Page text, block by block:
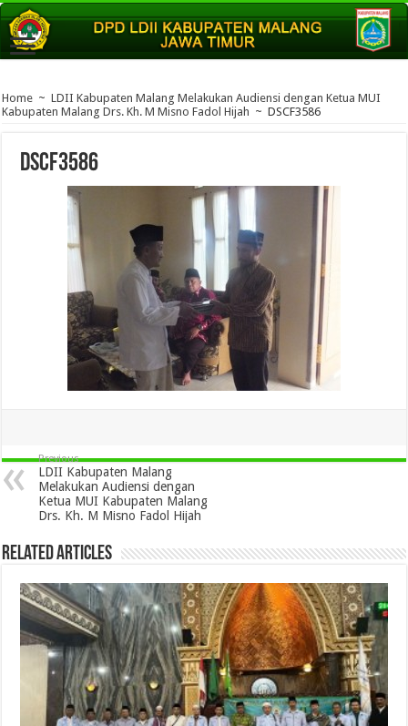
Home ~ LDII Kabupaten Malang Melakukan Audiensi dengan Ketua MUI
Kabupaten Malang Drs. Kh. M Misno Fadol Hijah ~ DSCF3586
DSCF3586
Previous
LDII Kabupaten Malang
Melakukan Audiensi dengan
Ketua MUI Kabupaten Malang
Drs. Kh. M Misno Fadol Hijah
Related Articles